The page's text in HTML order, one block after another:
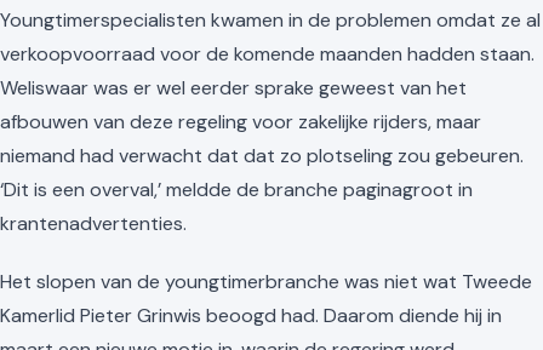
Youngtimerspecialisten kwamen in de problemen omdat ze al
verkoopvoorraad voor de komende maanden hadden staan.
Weliswaar was er wel eerder sprake geweest van het
afbouwen van deze regeling voor zakelijke rijders, maar
niemand had verwacht dat dat zo plotseling zou gebeuren.
‘Dit is een overval,’ meldde de branche paginagroot in
krantenadvertenties.
Het slopen van de youngtimerbranche was niet wat Tweede
Kamerlid Pieter Grinwis beoogd had. Daarom diende hij in